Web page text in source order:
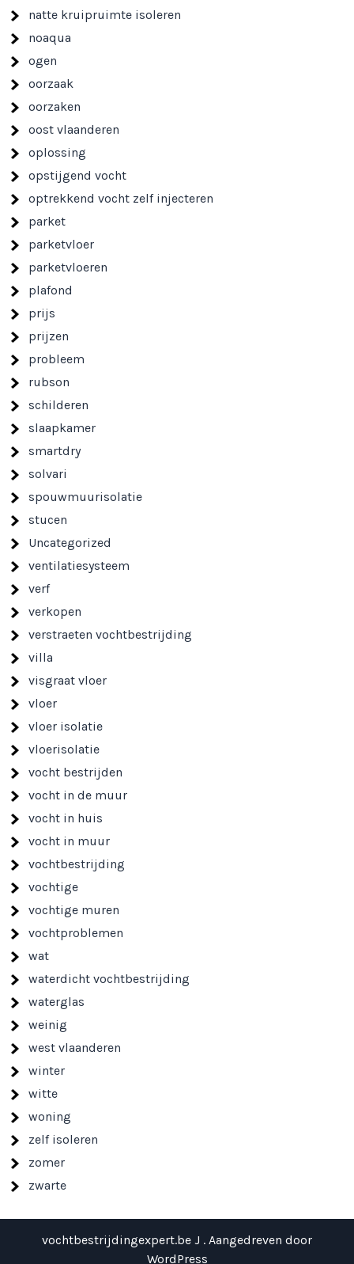
natte kruipruimte isoleren
noaqua
ogen
oorzaak
oorzaken
oost vlaanderen
oplossing
opstijgend vocht
optrekkend vocht zelf injecteren
parket
parketvloer
parketvloeren
plafond
prijs
prijzen
probleem
rubson
schilderen
slaapkamer
smartdry
solvari
spouwmuurisolatie
stucen
Uncategorized
ventilatiesysteem
verf
verkopen
verstraeten vochtbestrijding
villa
visgraat vloer
vloer
vloer isolatie
vloerisolatie
vocht bestrijden
vocht in de muur
vocht in huis
vocht in muur
vochtbestrijding
vochtige
vochtige muren
vochtproblemen
wat
waterdicht vochtbestrijding
waterglas
weinig
west vlaanderen
winter
witte
woning
zelf isoleren
zomer
zwarte
vochtbestrijdingexpert.be J . Aangedreven door
WordPress